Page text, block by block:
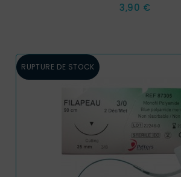
Prix
3,90 €
RUPTURE DE STOCK